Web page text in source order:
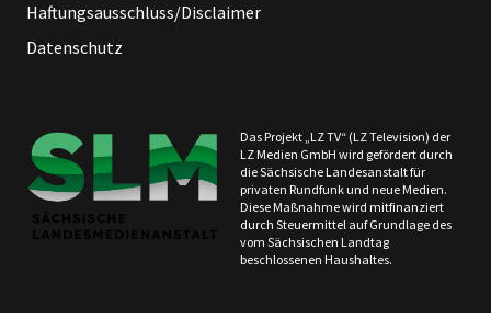
Haftungsausschluss/Disclaimer
Datenschutz
Das Projekt „LZ TV“ (LZ Television) der
LZ Medien GmbH wird gefördert durch
die Sächsische Landesanstalt für
privaten Rundfunk und neue Medien.
Diese Maßnahme wird mitfinanziert
durch Steuermittel auf Grundlage des
vom Sächsischen Landtag
beschlossenen Haushaltes.